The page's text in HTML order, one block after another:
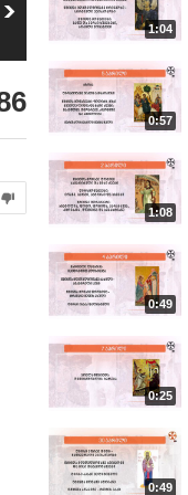
საეკლესიო
კალენდარი (4
აგვისტო, 2026 წ.)
ნახვა
1:04
0:57
1:08
0:49
0:25
0:49